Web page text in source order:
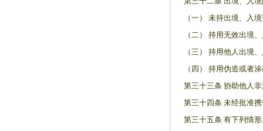
（一） 未持出境、入
（二） 持用无效出境
（三） 持用他人出境
（四） 持用伪造或者
第三十三条 协助他人
第三十四条 未经批准
第三十五条 有下列情